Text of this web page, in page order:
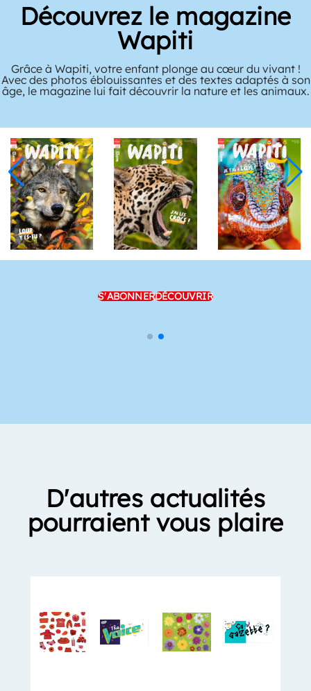
Découvrez le magazine
Wapiti
Grâce à Wapiti, votre enfant plonge au cœur du vivant !
Avec des photos éblouissantes et des textes adaptés à son
âge, le magazine lui fait découvrir la nature et les animaux.
S'ABONNERDÉCOUVRIR
D'autres actualités
pourraient vous plaire